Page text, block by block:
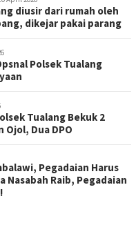
diusir dari rumah oleh
dikejar pakai parang
Polsek Tualang
Tualang Bekuk 2
Ojol, Dua DPO
Pegadaian Harus
Nasabah Raib, Pegadaian